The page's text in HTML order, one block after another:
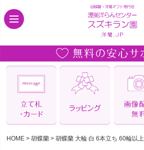
HOME 胡蝶蘭 胡蝶蘭 大輪 白 6本立ち 60輪以上